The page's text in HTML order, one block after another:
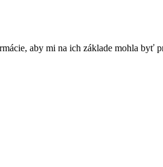
aby mi na ich základe mohla byť